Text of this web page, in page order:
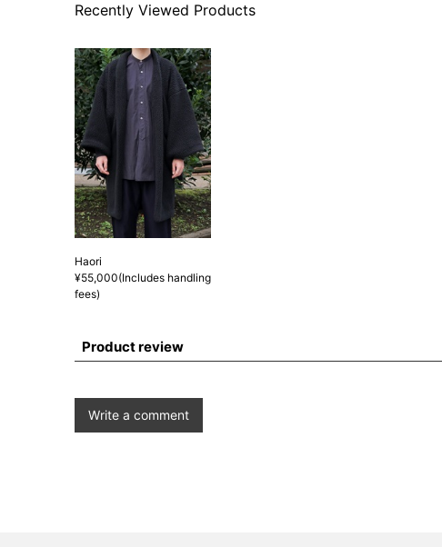
Recently Viewed Products
Haori
¥55,000(Includes handling
fees)
Product review
Write a comment